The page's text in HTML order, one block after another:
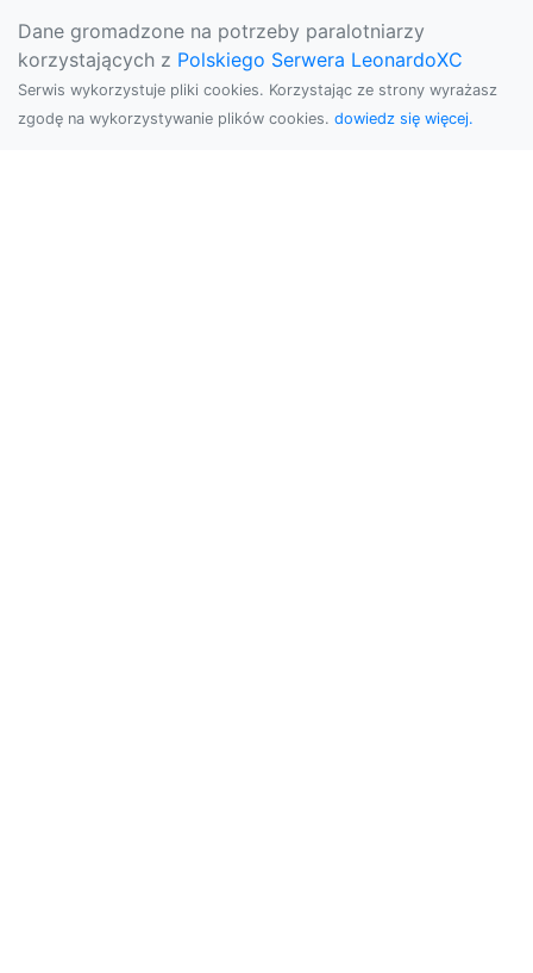
Dane gromadzone na potrzeby paralotniarzy
korzystających z Polskiego Serwera LeonardoXC
Serwis wykorzystuje pliki cookies. Korzystając ze strony wyrażasz
zgodę na wykorzystywanie plików cookies. dowiedz się więcej.